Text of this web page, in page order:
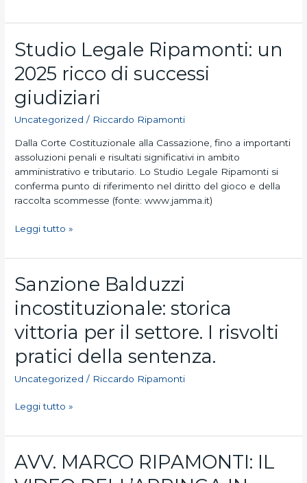
e
calcistiche
non
costituiscono
abuso.
Studio Legale Ripamonti: un
2025 ricco di successi
giudiziari
Uncategorized / Riccardo Ripamonti
Dalla Corte Costituzionale alla Cassazione, fino a importanti
assoluzioni penali e risultati significativi in ambito
amministrativo e tributario. Lo Studio Legale Ripamonti si
conferma punto di riferimento nel diritto del gioco e della
raccolta scommesse (fonte: www.jamma.it)
Studio
Legale
Ripamonti:
2025
ricco
successi
giudiziari
Leggi tutto »
Sanzione Balduzzi
incostituzionale: storica
vittoria per il settore. I risvolti
pratici della sentenza.
Uncategorized / Riccardo Ripamonti
Sanzione
Balduzzi
incostituzionale:
storica
vittoria
per
il
settore.
risvolti
della
Leggi tutto »
AVV. MARCO RIPAMONTI: IL
AVV.
MARCO